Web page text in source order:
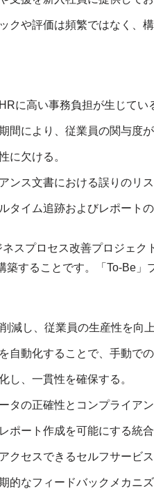
クや評価は頻繁ではなく、構
に高い事務負担が生じてい
間により、従業員の関与度が
に欠ける。
ンス文書における誤りのリス
タイム追跡およびレポートの
ネスプロセス改善プロジェ
築することです。「To-Be
減し、従業員の生産性を向上
自動化することで、手動で
し、一貫性を確保する。
タの正確性とコンプライアン
ポート作成を可能にする統
クセスできるセルフサービス
的なフィードバックメカニズ